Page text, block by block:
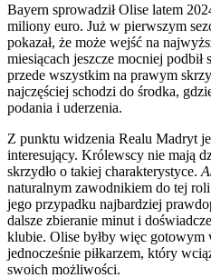
Bayern sprowadził Olise latem
miliony euro. Już w pierwszym
pokazał, że może wejść na
miesiącach jeszcze mocniej
przede wszystkim na prawym
najczęściej schodzi do środka,
podania i uderzenia.
Z punktu widzenia Realu Madryt
interesujący. Królewscy nie mają
skrzydło o takiej charakterystyce.
naturalnym zawodnikiem do tej
jego przypadku najbardziej
dalsze zbieranie minut i
klubie. Olise byłby więc gotowym
jednocześnie piłkarzem, który
swoich możliwości.